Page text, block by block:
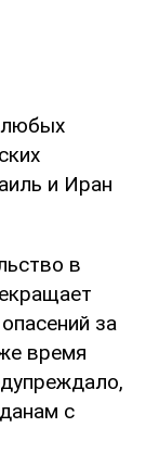
любых
и Иран
в
за
время
с